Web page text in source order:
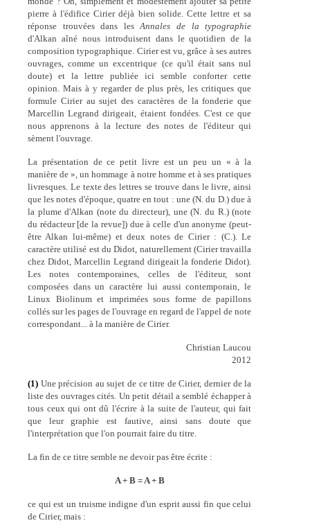
pierre à l'édifice Cirier déjà bien solide. Cette lettre et sa
réponse trouvées dans lesAnnales de la typographie
d'Alkan aîné nous introduisent dans le quotidien de la
composition typographique. Cirier est vu, grâce à ses autres
ouvrages, comme un excentrique (ce qu'il était sans nul
doute) et la lettre publiée ici semble conforter cette
opinion. Mais à y regarder de plus près, les critiques que
formule Cirier au sujet des caractères de la fonderie que
Marcellin Legrand dirigeait, étaient fondées. C'est ce que
nous apprenons à la lecture des notes de l'éditeur qui
sèment l'ouvrage.
La présentation de ce petit livre est un peu un « à la
manière de », un hommage à notre homme et à ses pratiques
livresques. Le texte des lettres se trouve dans le livre, ainsi
que les notes d'époque, quatre en tout : une (N. du D.) due à
la plume d'Alkan (note du directeur), une (N. du R.) (note
du rédacteur [de la revue]) due à celle d'un anonyme (peut-
être Alkan lui-même) et deux notes de Cirier : (C.). Le
caractère utilisé est du Didot, naturellement (Cirier travailla
chez Didot, Marcellin Legrand dirigeait la fonderie Didot).
Les notes contemporaines, celles de l'éditeur, sont
composées dans un caractère lui aussi contemporain, le
Linux Biolinum et imprimées sous forme de papillons
collés sur les pages de l'ouvrage en regard de l'appel de note
correspondant... à la manière de Cirier.
Christian Laucou
2012
(1)Une précision au sujet de ce titre de Cirier, dernier de la
liste des ouvrages cités. Un petit détail a semblé échapper à
tous ceux qui ont dû l'écrire à la suite de l'auteur, qui fait
que leur graphie est fautive, ainsi sans doute que
l'interprétation que l'on pourrait faire du titre.
La fin de ce titre semble ne devoir pas être écrite :
A + B = A + B
ce qui est un truisme indigne d'un esprit aussi fin que celui
de Cirier, mais :